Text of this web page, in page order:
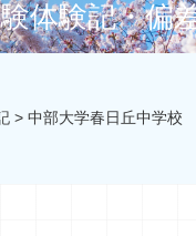
体験記・偏
> 中部大学春日丘中学校